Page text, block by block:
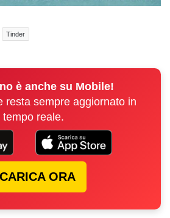
Tinder
è anche su Mobile!
resta sempre aggiornato in
tempo reale.
ORA